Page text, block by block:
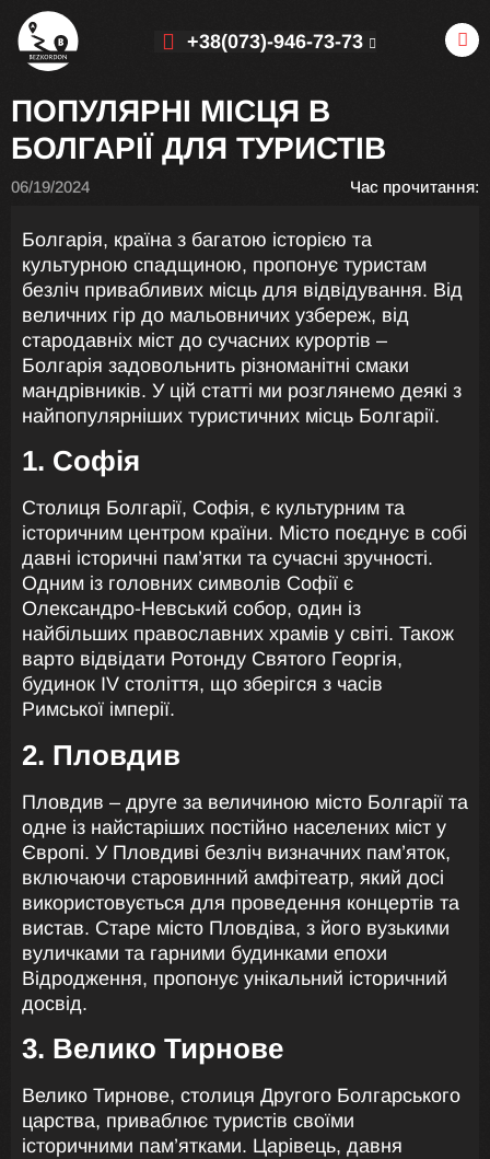
+38(073)-946-73-73
ПОПУЛЯРНІ МІСЦЯ В
БОЛГАРІЇ ДЛЯ ТУРИСТІВ
06/19/2024 Час прочитання:
Болгарія, країна з багатою історією та
культурною спадщиною, пропонує туристам
безліч привабливих місць для відвідування. Від
величних гір до мальовничих узбереж, від
стародавніх міст до сучасних курортів –
Болгарія задовольнить різноманітні смаки
мандрівників. У цій статті ми розглянемо деякі з
найпопулярніших туристичних місць Болгарії.
1. Софія
Столиця Болгарії, Софія, є культурним та
історичним центром країни. Місто поєднує в собі
давні історичні пам’ятки та сучасні зручності.
Одним із головних символів Софії є ​​
Олександро-Невський собор, один із
найбільших православних храмів у світі. Також
варто відвідати Ротонду Святого Георгія,
будинок IV століття, що зберігся з часів
Римської імперії.
2. Пловдив
Пловдив – друге за величиною місто Болгарії та
одне із найстаріших постійно населених міст у
Європі. У Пловдиві безліч визначних пам’яток,
включаючи старовинний амфітеатр, який досі
використовується для проведення концертів та
вистав. Старе місто Пловдіва, з його вузькими
вуличками та гарними будинками епохи
Відродження, пропонує унікальний історичний
досвід.
3. Велико Тирнове
Велико Тирнове, столиця Другого Болгарського
царства, приваблює туристів своїми
історичними пам’ятками. Царівець, давня